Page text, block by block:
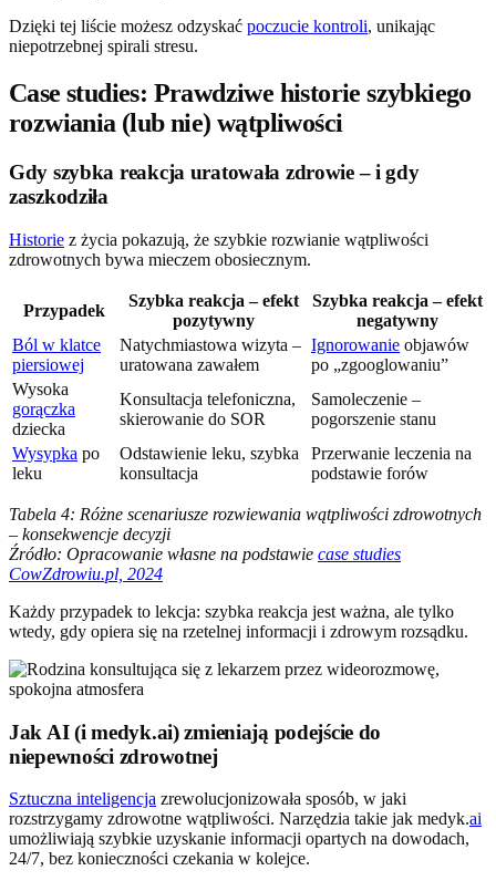
Dzięki tej liście możesz odzyskać poczucie kontroli, unikając
niepotrzebnej spirali stresu.
Case studies: Prawdziwe historie szybkiego
rozwiania (lub nie) wątpliwości
Gdy szybka reakcja uratowała zdrowie – i gdy
zaszkodziła
Historie z życia pokazują, że szybkie rozwianie wątpliwości
zdrowotnych bywa mieczem obosiecznym.
Przypadek
Szybka reakcja – efekt
pozytywny
Szybka reakcja – efekt
negatywny
Ból w klatce
piersiowej
Natychmiastowa wizyta –
uratowana zawałem
Ignorowanie objawów
po „zgooglowaniu”
Wysoka
gorączka
dziecka
Konsultacja telefoniczna,
skierowanie do SOR
Samoleczenie –
pogorszenie stanu
Wysypka po
leku
Odstawienie leku, szybka
konsultacja
Przerwanie leczenia na
podstawie forów
Tabela 4: Różne scenariusze rozwiewania wątpliwości zdrowotnych
– konsekwencje decyzji
Źródło: Opracowanie własne na podstawie case studies
CowZdrowiu.pl, 2024
Każdy przypadek to lekcja: szybka reakcja jest ważna, ale tylko
wtedy, gdy opiera się na rzetelnej informacji i zdrowym rozsądku.
Jak AI (i medyk.ai) zmieniają podejście do
niepewności zdrowotnej
Sztuczna inteligencja zrewolucjonizowała sposób, w jaki
rozstrzygamy zdrowotne wątpliwości. Narzędzia takie jak medyk.ai
umożliwiają szybkie uzyskanie informacji opartych na dowodach,
24/7, bez konieczności czekania w kolejce.